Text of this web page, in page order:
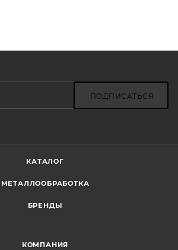
ПОДПИСАТЬСЯ
КАТАЛОГ
МЕТАЛЛООБРАБОТКА
БРЕНДЫ
КОМПАНИЯ